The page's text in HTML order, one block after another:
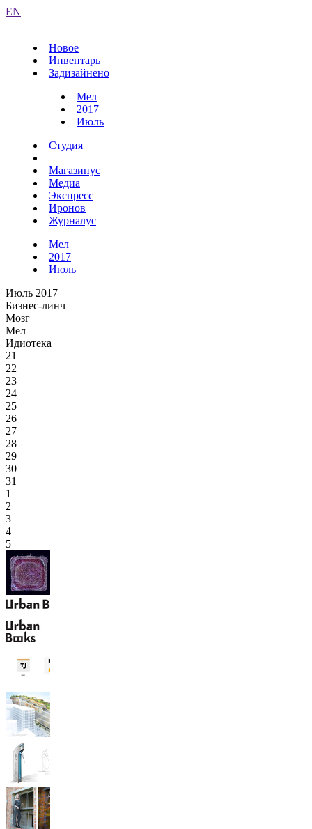
EN
Новое
Инвентарь
Задизайнено
Мел
2017
Июль
Студия
Магазинус
Медиа
Экспресс
Иронов
Журналус
Мел
2017
Июль
Июль 2017
Бизнес-линч
Мозг
Мел
Идиотека
21
22
23
24
25
26
27
28
29
30
31
1
2
3
4
5